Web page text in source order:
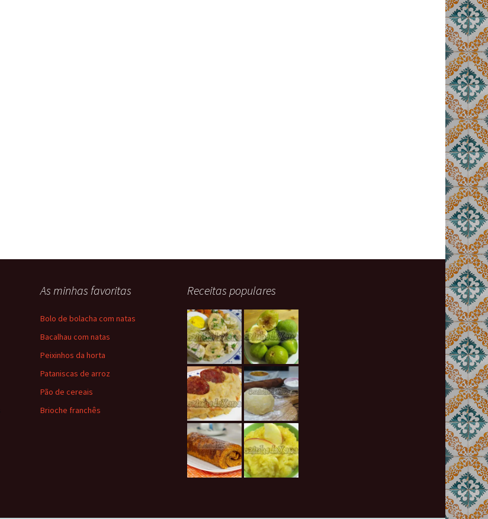
As minhas favoritas
Bolo de bolacha com natas
Bacalhau com natas
Peixinhos da horta
Pataniscas de arroz
Pão de cereais
Brioche franchês
Receitas populares